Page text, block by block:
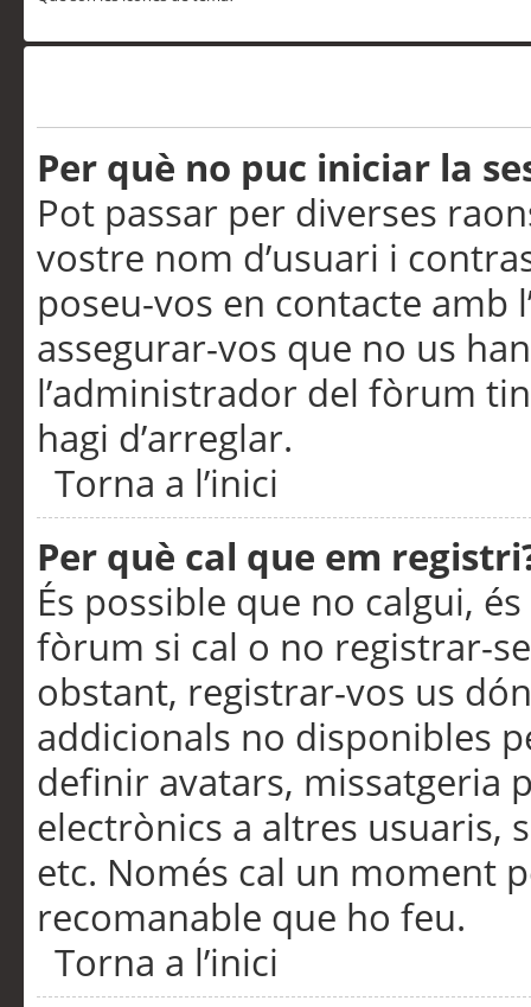
Per què no puc iniciar la
Pot passar per diverses
vostre nom d’usuari i
poseu-vos en contacte
assegurar-vos que no us
l’administrador del fòrum
hagi d’arreglar.
Torna a l’inici
Per què cal que em
És possible que no calgui,
fòrum si cal o no registrar-
obstant, registrar-vos us
addicionals no disponibles
definir avatars, missatgeria
electrònics a altres usuaris,
etc. Només cal un moment
recomanable que ho feu.
Torna a l’inici